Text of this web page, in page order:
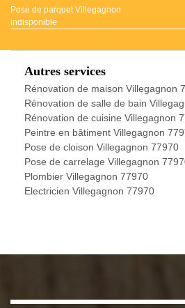
Pose de parquet Villegagnon
indisponible
Autres services
Rénovation de maison Villegagnon
Rénovation de salle de bain
Rénovation de cuisine Villegagnon
Peintre en bâtiment Villegagnon
Pose de cloison Villegagnon 77970
Pose de carrelage Villegagnon
Plombier Villegagnon 77970
Electricien Villegagnon 77970